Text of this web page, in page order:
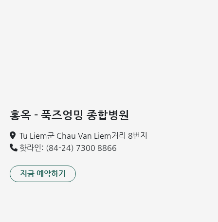
임산부 위식도 역류병은 다음과 같은 여러 불편한 증상을 흔히
동반합니다.
변화하여 소화 과정에 영향을 미칩니다. 이로 인해 복부 팽
만이나 가스가 차기 쉬워지고 신물 역류와 속 쓰림을 유발합
홍옥 - 푹즈엉밍 종합병원
Tu Liem군 Chau Van Liem거리 8번지
핫라인: (84-24) 7300 8866
지금 예약하기